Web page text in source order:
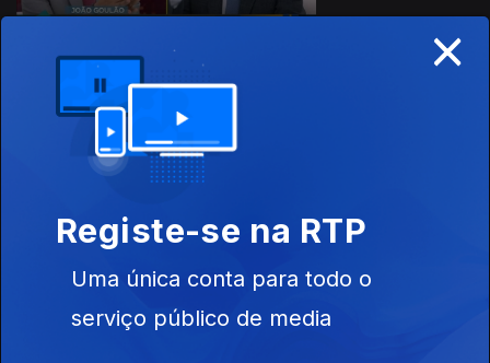
×
Registe-se na RTP
Uma única conta para todo o
serviço público de media